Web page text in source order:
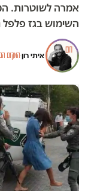
אמרה לשוטרות.
השימוש בגז
איתי רון·המקום